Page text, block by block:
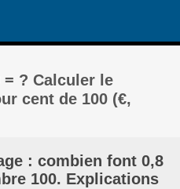
= ? Calculer le
cent de 100 (€,
: combien font 0,8
100. Explications